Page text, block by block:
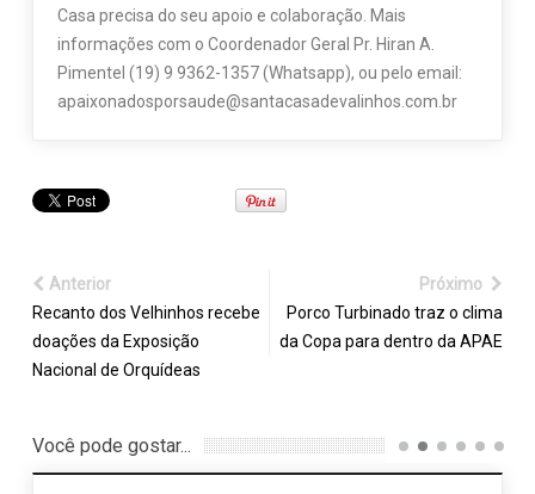
Casa precisa do seu apoio e colaboração. Mais
informações com o Coordenador Geral Pr. Hiran A.
Pimentel (19) 9 9362-1357 (Whatsapp), ou pelo email:
apaixonadosporsaude@santacasadevalinhos.com.br
Anterior
Recanto dos Velhinhos recebe
doações da Exposição
Nacional de Orquídeas
Próximo
Porco Turbinado traz o clima
da Copa para dentro da APAE
Você pode gostar...